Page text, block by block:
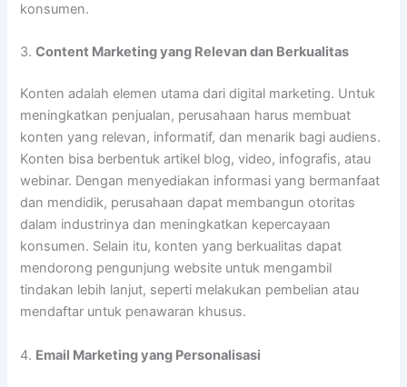
konsumen.
3.Content Marketing yang Relevan dan Berkualitas
Konten adalah elemen utama dari digital marketing. Untuk
meningkatkan penjualan, perusahaan harus membuat
konten yang relevan, informatif, dan menarik bagi audiens.
Konten bisa berbentuk artikel blog, video, infografis, atau
webinar. Dengan menyediakan informasi yang bermanfaat
dan mendidik, perusahaan dapat membangun otoritas
dalam industrinya dan meningkatkan kepercayaan
konsumen. Selain itu, konten yang berkualitas dapat
mendorong pengunjung website untuk mengambil
tindakan lebih lanjut, seperti melakukan pembelian atau
mendaftar untuk penawaran khusus.
4. Email Marketing yang Personalisasi